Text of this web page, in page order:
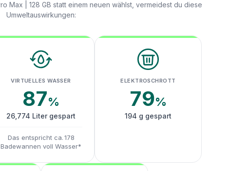
Max | 128 GB statt einem neuen wählst, vermeidest du diese
Umweltauswirkungen:
VIRTUELLES WASSER
87%
26,774 Liter gespart
Das entspricht ca. 178
Badewannen voll Wasser*
ELEKTROSCHROTT
79%
194 g gespart